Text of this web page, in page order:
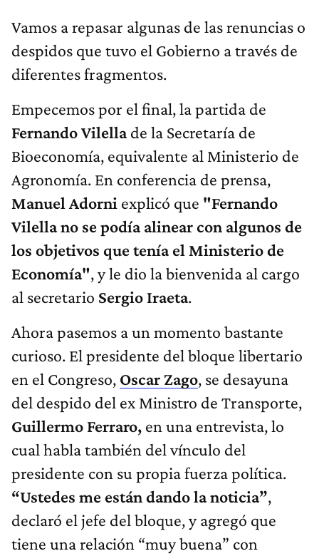
Vamos a repasar algunas de las renuncias o
despidos que tuvo el Gobierno a través de
diferentes fragmentos.
Empecemos por el final, la partida de
Fernando Vilellade la Secretaría de
Bioeconomía, equivalente al Ministerio de
Agronomía. En conferencia de prensa,
Manuel Adorni explicó que "Fernando
Vilella no se podía alinear con algunos de
los objetivos que tenía el Ministerio de
Economía", y le dio la bienvenida al cargo
al secretario Sergio Iraeta.
Ahora pasemos a un momento bastante
curioso. El presidente del bloque libertario
en el Congreso, Oscar Zago, se desayuna
del despido del ex Ministro de Transporte,
Guillermo Ferraro, en una entrevista, lo
cual habla también del vínculo del
presidente con su propia fuerza política.
“Ustedes me están dando la noticia”,
declaró el jefe del bloque, y agregó que
tiene una relación “muy buena” con